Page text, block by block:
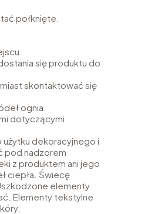
połknięte.
się produktu do
skontaktować się
ognia.
dotyczącymi
dekoracyjnego i
pod nadzorem
z produktem ani jego
ciepła. Świecę
elementy
Elementy tekstylne